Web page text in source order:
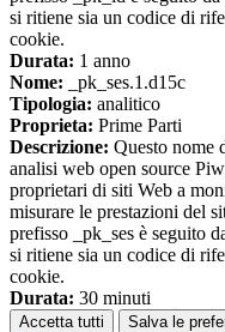
si ritiene sia un codice di
cookie.
Durata: 1 anno
Nome: _pk_ses.1.d15c
Tipologia: analitico
Proprieta: Prime Parti
Descrizione: Questo nome
analisi web open source
proprietari di siti Web a
misurare le prestazioni del
prefisso _pk_ses è seguito
si ritiene sia un codice di
cookie.
Durata: 30 minuti
Accetta tutti Salva le